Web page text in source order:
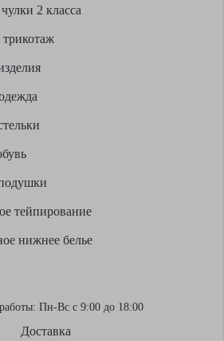
2 класса
тейпирование
нижнее белье
Пн-Вс с 9:00 до 18:00
Доставка